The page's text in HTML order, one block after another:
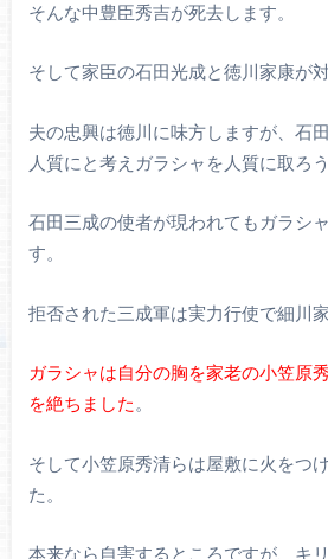
そんな中豊臣秀吉が死去します。
そして家臣の石田光成と徳川家康が対
夫の忠興は徳川に味方しますが、石
人質にと考えガラシャを人質に取ろう
石田三成の使者が現われてもガラシ
す。
拒否された三成軍は実力行使で細川
ガラシャは自分の胸を家老の小笠原
を絶ちました 。
そして小笠原秀清らは屋敷に火をつ
た。
本来なら自害するところですが、キ